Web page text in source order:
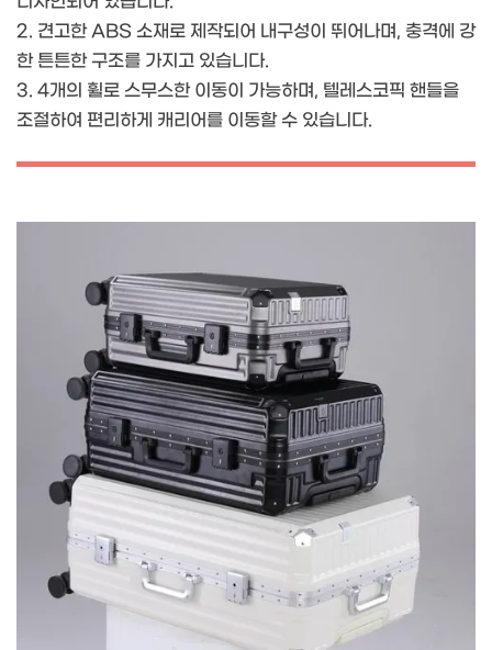
2. 견고한 ABS 소재로 제작되어 내구성이 뛰어나며, 충격에 강
한 튼튼한 구조를 가지고 있습니다.
3. 4개의 휠로 스무스한 이동이 가능하며, 텔레스코픽 핸들을
조절하여 편리하게 캐리어를 이동할 수 있습니다.